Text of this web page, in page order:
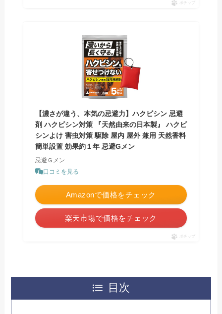
ポチップ
【濃さが違う、本気の忌避力】ハクビシン 忌避
剤 ハクビシン対策 『天然由来の日本製』 ハクビ
シンよけ 害虫対策 駆除 屋内 屋外 兼用 天然香料
簡単設置 効果約１年 忌避Gメン
忌避Ｇメン
口コミを見る
Amazonで価格をチェック
楽天市場で価格をチェック
ポチップ
目次